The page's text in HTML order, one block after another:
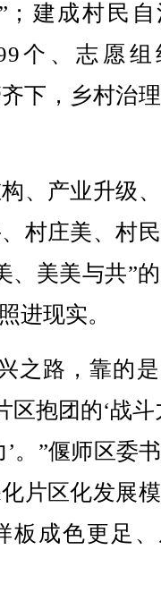
；建成村民
个、志愿组
下，乡村治
产业升级
村庄美、村
、美美与共”
进现实。
路，靠的是
区抱团的‘战斗
。”偃师区委
片区化发展
板成色更足